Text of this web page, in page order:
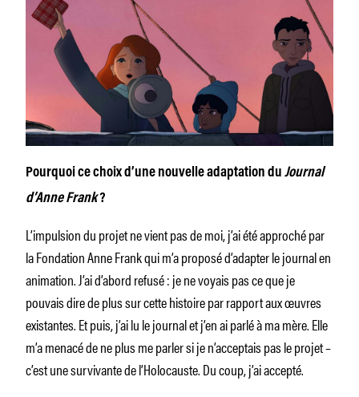
Pourquoi ce choix d’une nouvelle adaptation du Journal
d’Anne Frank?
L’impulsion du projet ne vient pas de moi, j’ai été approché par
la Fondation Anne Frank qui m’a proposé d’adapter le journal en
animation. J’ai d’abord refusé : je ne voyais pas ce que je
pouvais dire de plus sur cette histoire par rapport aux œuvres
existantes. Et puis, j’ai lu le journal et j’en ai parlé à ma mère. Elle
m’a menacé de ne plus me parler si je n’acceptais pas le projet –
c’est une survivante de l’Holocauste. Du coup, j’ai accepté.